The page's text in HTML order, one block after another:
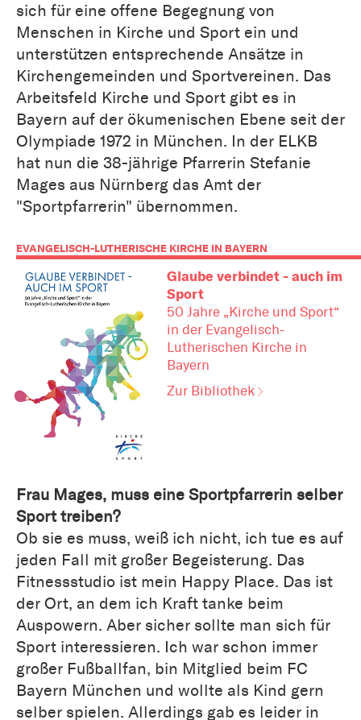
sich für eine offene Begegnung von
Menschen in Kirche und Sport ein und
unterstützen entsprechende Ansätze in
Kirchengemeinden und Sportvereinen. Das
Arbeitsfeld Kirche und Sport gibt es in
Bayern auf der ökumenischen Ebene seit der
Olympiade 1972 in München. In der ELKB
hat nun die 38-jährige Pfarrerin Stefanie
Mages aus Nürnberg das Amt der
"Sportpfarrerin" übernommen.
EVANGELISCH-LUTHERISCHE KIRCHE IN BAYERN
Glaube verbindet - auch im
Sport
50 Jahre „Kirche und Sport“
in der Evangelisch-
Lutherischen Kirche in
Bayern
Zur Bibliothek
Frau Mages, muss eine Sportpfarrerin selber
Sport treiben?
Ob sie es muss, weiß ich nicht, ich tue es auf
jeden Fall mit großer Begeisterung. Das
Fitnessstudio ist mein Happy Place. Das ist
der Ort, an dem ich Kraft tanke beim
Auspowern. Aber sicher sollte man sich für
Sport interessieren. Ich war schon immer
großer Fußballfan, bin Mitglied beim FC
Bayern München und wollte als Kind gern
selber spielen. Allerdings gab es leider in